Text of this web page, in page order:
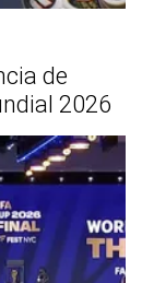
de
2026